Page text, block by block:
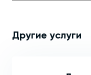
Другие услуги